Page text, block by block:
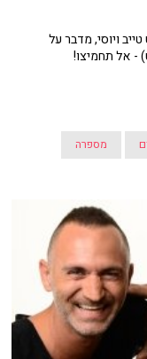
ויוסי, מדבר על
- אל תחמיצו!
מספרה